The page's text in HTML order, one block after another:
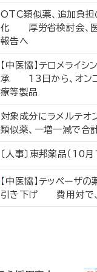
OTC類似薬、追加負
化 厚労省検討会、医
報告へ
【中医協】テロメライシ
承 13日から、オンコ
療等製品
対象成分にラメルテ
類似薬、一増一減で合
〔人事〕東邦薬品（
【中医協】テッペーザ
引き下げ 費用対で